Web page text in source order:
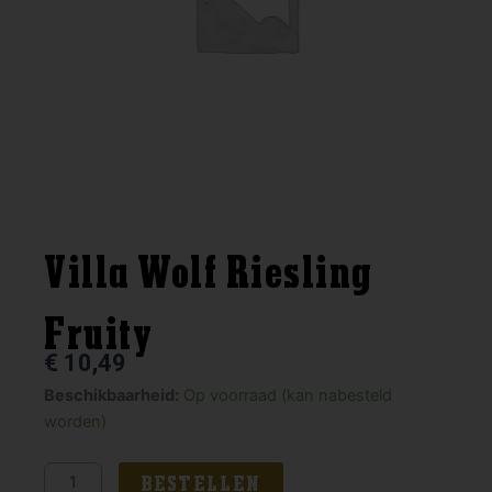
Villa Wolf Riesling
Fruity
€ 10,49
Beschikbaarheid: Op voorraad (kan nabesteld
worden)
Villa
Wolf
Fruity
BESTELLEN